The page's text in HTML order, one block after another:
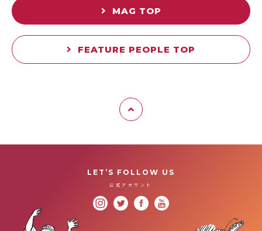
MAG TOP
FEATURE PEOPLE TOP
LET’S FOLLOW US
公式アカウント